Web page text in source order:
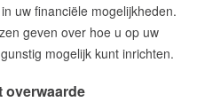
uw financiële mogelijkheden.
geven over hoe u op uw
mogelijk kunt inrichten.
overwaarde